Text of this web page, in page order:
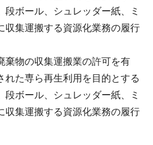
ボール、シュレッダー紙、ミ
収集運搬する資源化業務の履行
物の収集運搬業の許可を有
れた専ら再生利用を目的とする
ボール、シュレッダー紙、ミ
収集運搬する資源化業務の履行